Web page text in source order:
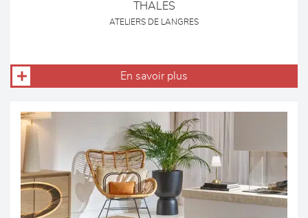
THALES
ATELIERS DE LANGRES
En savoir plus